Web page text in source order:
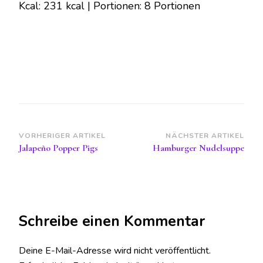
Kcal: 231 kcal | Portionen: 8 Portionen
Beitragsnavigation
VORHERIGER ARTIKEL
Jalapeño Popper Pigs
NÄCHSTER ARTIKEL
Hamburger Nudelsuppe
Schreibe einen Kommentar
Deine E-Mail-Adresse wird nicht veröffentlicht.